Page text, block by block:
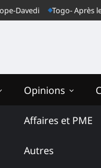
Davedi Togo- Après le
Opinions
Affaires et PME
Autres
de